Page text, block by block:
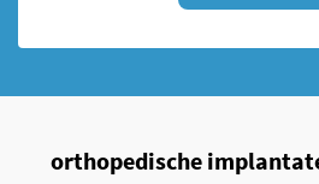
orthopedische